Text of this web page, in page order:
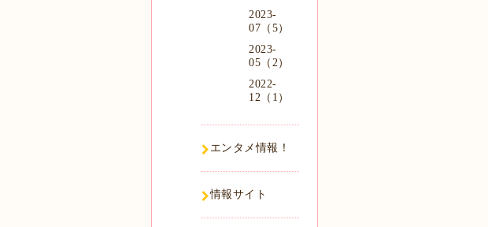
2023-
07（5）
2023-
05（2）
2022-
12（1）
エンタメ情報！
情報サイト